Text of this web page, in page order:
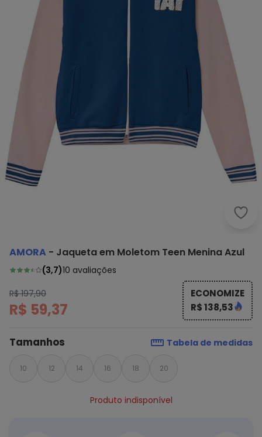
AMORA - Jaqueta em Moletom Teen Menina Azul
(3,7)10 avaliações
R$ 197,90
R$ 59,37
ECONOMIZE
R$ 138,53
Tamanhos Tabela de medidas
10 12 14 16 18 20
Produto indisponível